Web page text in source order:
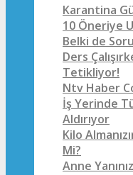
Karantina
10 Öneriye
Belki de
Ders
Tetikliyor!
Ntv Haber
İş Yerinde
Aldırıyor
Kilo
Mi?
Anne